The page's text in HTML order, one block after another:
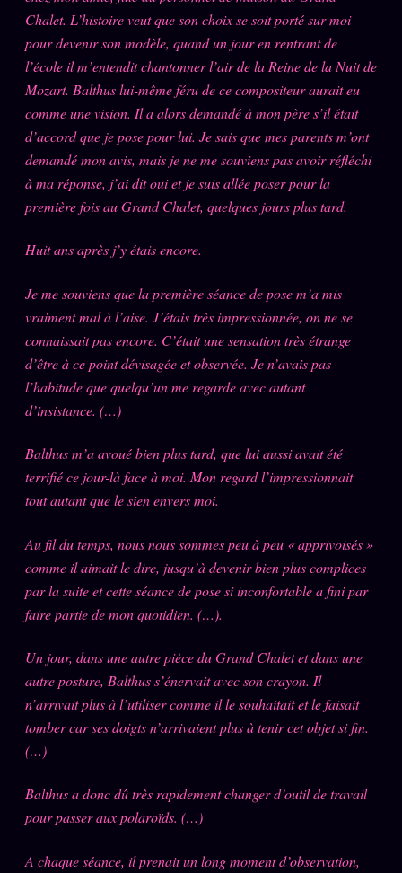
Audit Social
LIVRES
KÉTAMINE
BRAQUAGE2021
SUSPECTE
Les Limites
Le procès Brigitte Macron
Catalogue
ZS Bundle
Références
L'Association
Cercle Privé
Mécène
Témoignages
Lectures des sœurs
Bienvenue nouveau membre
Manifeste pricing
z/S SYSTEMS2026
Chalet. L’histoire veut que son choix se soit porté sur moi
pour devenir son modèle, quand un jour en rentrant de
l’école il m’entendit chantonner l’air de la Reine de la Nuit de
Mozart. Balthus lui-même féru de ce compositeur aurait eu
comme une vision. Il a alors demandé à mon père s’il était
d’accord que je pose pour lui. Je sais que mes parents m’ont
demandé mon avis, mais je ne me souviens pas avoir réfléchi
à ma réponse, j’ai dit oui et je suis allée poser pour la
première fois au Grand Chalet, quelques jours plus tard.
Huit ans après j’y étais encore.
Je me souviens que la première séance de pose m’a mis
vraiment mal à l’aise. J’étais très impressionnée, on ne se
connaissait pas encore. C’était une sensation très étrange
d’être à ce point dévisagée et observée. Je n’avais pas
l’habitude que quelqu’un me regarde avec autant
d’insistance. (…)
Balthus m’a avoué bien plus tard, que lui aussi avait été
terrifié ce jour-là face à moi. Mon regard l’impressionnait
tout autant que le sien envers moi.
Au fil du temps, nous nous sommes peu à peu « apprivoisés »
comme il aimait le dire, jusqu’à devenir bien plus complices
par la suite et cette séance de pose si inconfortable a fini par
faire partie de mon quotidien. (…).
Un jour, dans une autre pièce du Grand Chalet et dans une
autre posture, Balthus s’énervait avec son crayon. Il
n’arrivait plus à l’utiliser comme il le souhaitait et le faisait
tomber car ses doigts n’arrivaient plus à tenir cet objet si fin.
(…)
Balthus a donc dû très rapidement changer d’outil de travail
pour passer aux polaroïds. (…)
A chaque séance, il prenait un long moment d’observation,